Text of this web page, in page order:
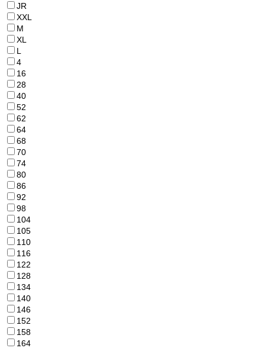
JR
XXL
M
XL
L
4
16
28
40
52
62
64
68
70
74
80
86
92
98
104
105
110
116
122
128
134
140
146
152
158
164